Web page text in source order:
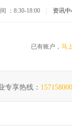
资讯
：8:30-18:00
已有账户， 马
专享热线：